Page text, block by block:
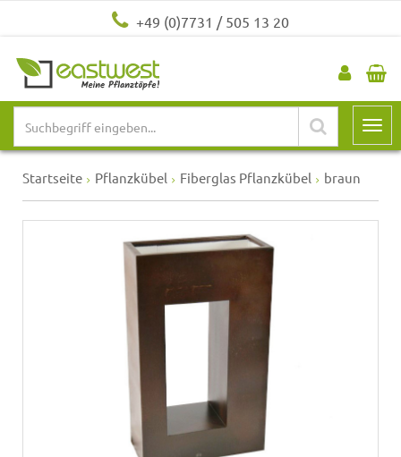
+49 (0)7731 / 505 13 20
Startseite Pflanzkübel Fiberglas Pflanzkübel braun